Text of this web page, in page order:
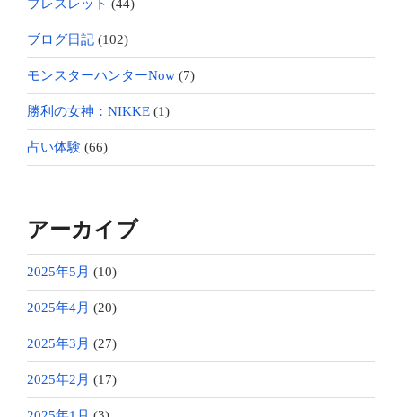
ブレスレット (44)
ブログ日記 (102)
モンスターハンターNow (7)
勝利の女神：NIKKE (1)
占い体験 (66)
アーカイブ
2025年5月 (10)
2025年4月 (20)
2025年3月 (27)
2025年2月 (17)